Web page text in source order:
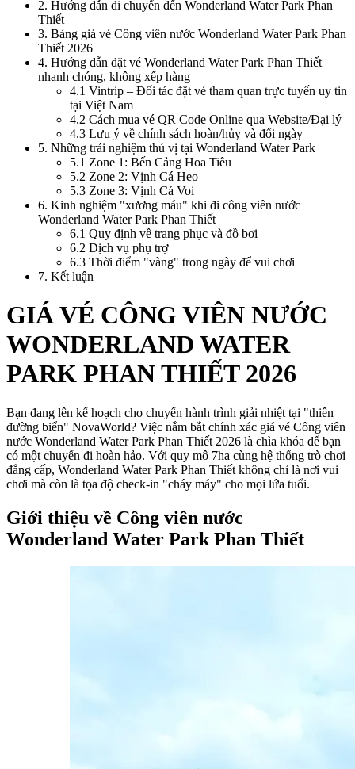
2. Hướng dẫn di chuyển đến Wonderland Water Park Phan
Thiết
3. Bảng giá vé Công viên nước Wonderland Water Park Phan
Thiết 2026
4. Hướng dẫn đặt vé Wonderland Water Park Phan Thiết
nhanh chóng, không xếp hàng
4.1 Vintrip – Đối tác đặt vé tham quan trực tuyến uy tin
tại Việt Nam
4.2 Cách mua vé QR Code Online qua Website/Đại lý
4.3 Lưu ý về chính sách hoàn/hủy và đổi ngày
5. Những trải nghiệm thú vị tại Wonderland Water Park
5.1 Zone 1: Bến Cảng Hoa Tiêu
5.2 Zone 2: Vịnh Cá Heo
5.3 Zone 3: Vịnh Cá Voi
6. Kinh nghiệm "xương máu" khi đi công viên nước
Wonderland Water Park Phan Thiết
6.1 Quy định về trang phục và đồ bơi
6.2 Dịch vụ phụ trợ
6.3 Thời điểm "vàng" trong ngày để vui chơi
7. Kết luận
GIÁ VÉ CÔNG VIÊN NƯỚC
WONDERLAND WATER
PARK PHAN THIẾT 2026
Bạn đang lên kế hoạch cho chuyến hành trình giải nhiệt tại "thiên
đường biển" NovaWorld? Việc nắm bắt chính xác giá vé Công viên
nước Wonderland Water Park Phan Thiết 2026 là chìa khóa để bạn
có một chuyến đi hoàn hảo. Với quy mô 7ha cùng hệ thống trò chơi
đẳng cấp, Wonderland Water Park Phan Thiết không chỉ là nơi vui
chơi mà còn là tọa độ check-in "cháy máy" cho mọi lứa tuổi.
Giới thiệu về Công viên nước
Wonderland Water Park Phan Thiết